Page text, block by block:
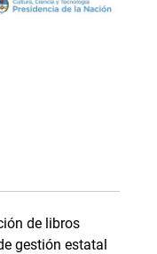
de libros
gestión estatal